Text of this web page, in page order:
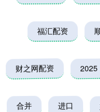
福汇配资
财之网配资 2025
合并 进口